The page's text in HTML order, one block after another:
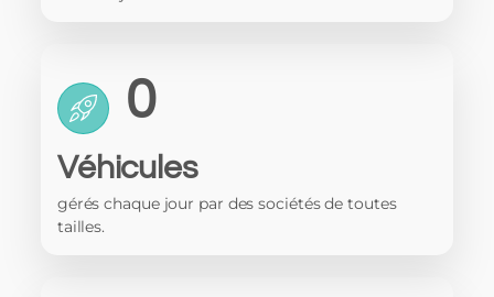
0
Véhicules
gérés chaque jour par des sociétés de toutes
tailles.